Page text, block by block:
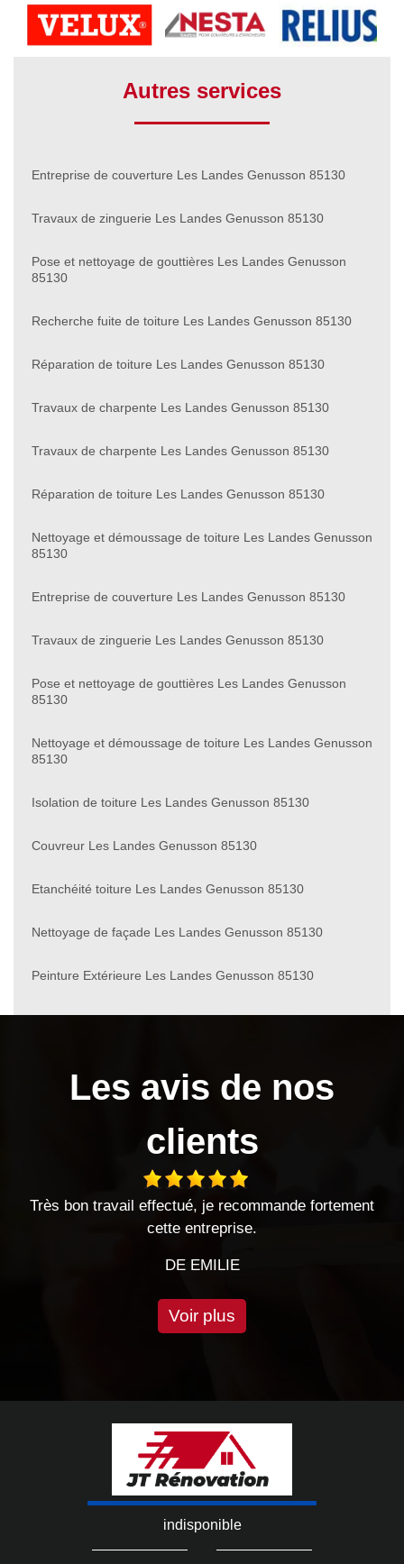
Autres services
Entreprise de couverture Les Landes Genusson 85130
Travaux de zinguerie Les Landes Genusson 85130
Pose et nettoyage de gouttières Les Landes Genusson
85130
Recherche fuite de toiture Les Landes Genusson 85130
Réparation de toiture Les Landes Genusson 85130
Travaux de charpente Les Landes Genusson 85130
Travaux de charpente Les Landes Genusson 85130
Réparation de toiture Les Landes Genusson 85130
Nettoyage et démoussage de toiture Les Landes Genusson
85130
Entreprise de couverture Les Landes Genusson 85130
Travaux de zinguerie Les Landes Genusson 85130
Pose et nettoyage de gouttières Les Landes Genusson
85130
Nettoyage et démoussage de toiture Les Landes Genusson
85130
Isolation de toiture Les Landes Genusson 85130
Couvreur Les Landes Genusson 85130
Etanchéité toiture Les Landes Genusson 85130
Nettoyage de façade Les Landes Genusson 85130
Peinture Extérieure Les Landes Genusson 85130
Les avis de nos
clients
effectué, je recommande fortement
cette entreprise.
Le
Voir plus
indisponible